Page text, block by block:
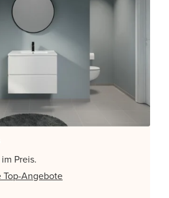
Preis.
Top-Angebote